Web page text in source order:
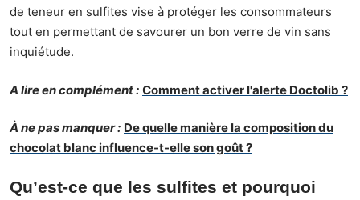
de teneur en sulfites vise à protéger les consommateurs
tout en permettant de savourer un bon verre de vin sans
inquiétude.
A lire en complément : Comment activer l'alerte Doctolib ?
À ne pas manquer : De quelle manière la composition du
chocolat blanc influence-t-elle son goût ?
Qu’est-ce que les sulfites et pourquoi